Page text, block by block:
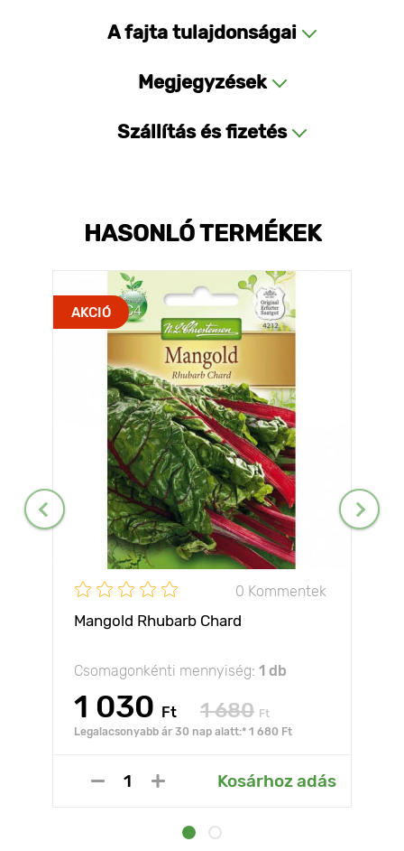
A fajta tulajdonságai
Megjegyzések
Szállítás és fizetés
HASONLÓ TERMÉKEK
AKCIÓ
0 Kommentek
Mangold Rhubarb Chard
Csomagonkénti mennyiség: 1 db
1 030 Ft 1 680 Ft
Legalacsonyabb ár 30 nap alatt:* 1 680 Ft
Kosárhoz adás